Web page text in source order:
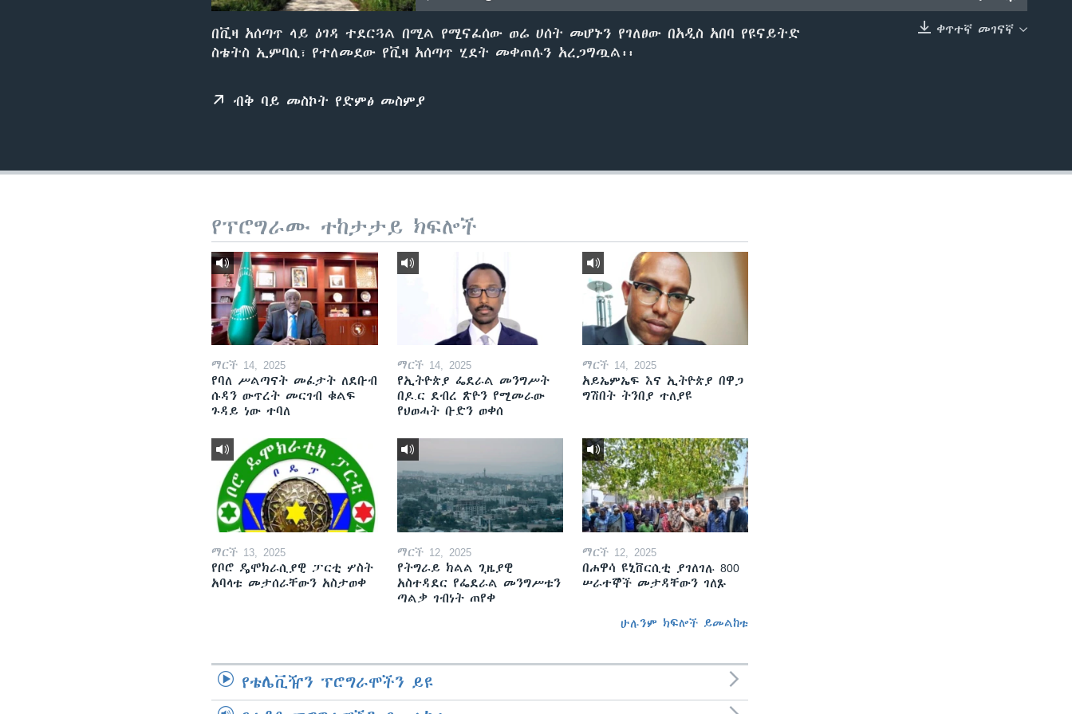
ቀጥተኛ መገናኛ
በቪዛ አሰጣጥ ላይ ዕገዳ ተደርጓል በሚል የሚናፈሰው ወሬ ሀሰት መሆኑን የገለፀው በአዲስ አበባ የዩናይትድ
ስቴትስ ኢምባሲ፣ የተለመደው የቪዛ አሰጣጥ ሂደት መቀጠሉን አረጋግጧል፡፡
ብቅ ባይ መስኮት የድምፅ መስምያ
የፕሮግራሙ ተከታታይ ክፍሎች
ማርች 14, 2025
የባለ ሥልጣናት መፈታት ለደቡብ
ሱዳን ውጥረት መርገብ ቁልፍ
ጉዳይ ነው ተባለ
ማርች 14, 2025
የኢትዮጵያ ፌደራል መንግሥት
በዶ.ር ደብረ ጽዮን የሚመራው
የህወሓት ቡድን ወቀሰ
ማርች 14, 2025
አይኤምኤፍ እና ኢትዮጵያ በዋጋ
ግሽበት ትንበያ ተለያዩ
ማርች 13, 2025
የቦሮ ዴሞክራሲያዊ ፓርቲ ሦስት
አባላቱ መታሰራቸውን አስታወቀ
ማርች 12, 2025
የትግራይ ክልል ጊዜያዊ
አስተዳደር የፌደራል መንግሥቱን
ጣልቃ ገብነት ጠየቀ
ማርች 12, 2025
በሐዋሳ ዩኒቨርሲቲ ያገለገሉ 800
ሠራተኞች መታዳቸውን ገለጹ
ሁሉንም ክፍሎች ይመልከቱ
የቴሌቪዥን ፕሮግራሞችን ይዩ